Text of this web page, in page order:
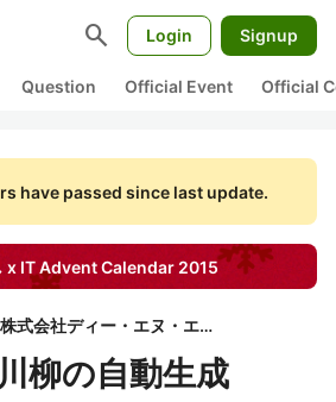
search Login Signup
Question Official Event Official
have passed since last update.
x ITAdvent Calendar 2015
株式会社ディー・エヌ・エー
柳の自動生成